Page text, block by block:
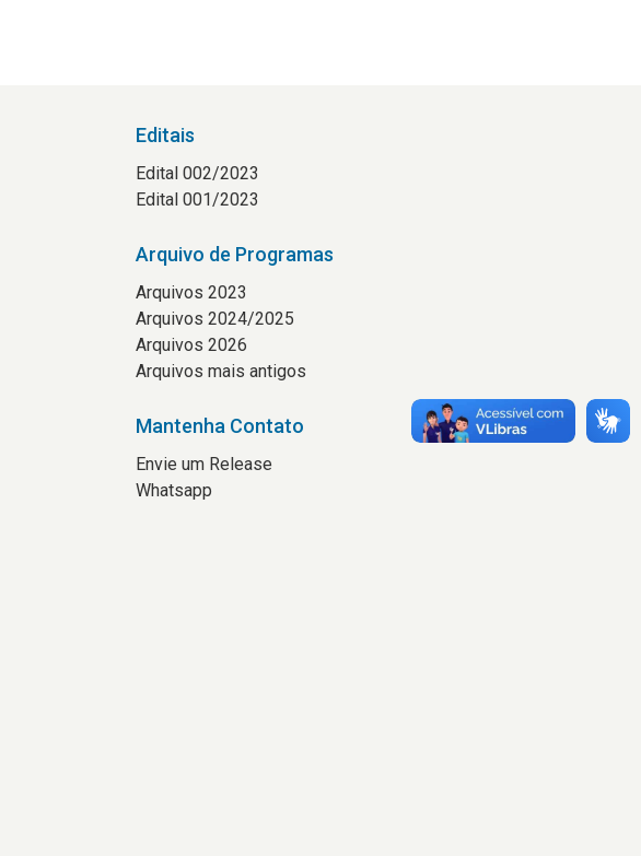
Editais
Edital 002/2023
Edital 001/2023
Arquivo de Programas
Arquivos 2023
Arquivos 2024/2025
Arquivos 2026
Arquivos mais antigos
Mantenha Contato
Envie um Release
Whatsapp